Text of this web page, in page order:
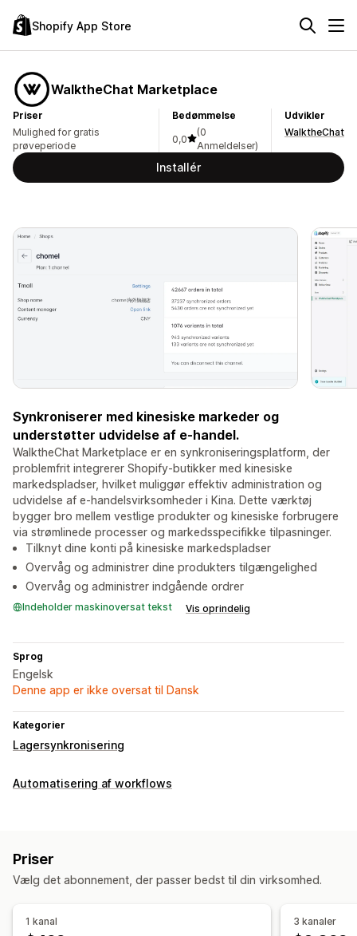
Shopify App Store
WalktheChat Marketplace
Priser
Mulighed for gratis
prøveperiode
Bedømmelse
0,0
(0
Anmeldelser)
Udvikler
WalktheChat
Installér
Synkroniserer med kinesiske markeder og
understøtter udvidelse af e-handel.
WalktheChat Marketplace er en synkroniseringsplatform, der
problemfrit integrerer Shopify-butikker med kinesiske
markedspladser, hvilket muliggør effektiv administration og
udvidelse af e-handelsvirksomheder i Kina. Dette værktøj
bygger bro mellem vestlige produkter og kinesiske forbrugere
via strømlinede processer og markedsspecifikke tilpasninger.
Tilknyt dine konti på kinesiske markedspladser
Overvåg og administrer dine produkters tilgængelighed
Overvåg og administrer indgående ordrer
Indeholder maskinoversat tekst Vis oprindelig
Sprog
Engelsk
Denne app er ikke oversat til Dansk
Kategorier
Lagersynkronisering
Automatisering af workflows
Priser
Vælg det abonnement, der passer bedst til din virksomhed.
1 kanal 3 kanaler